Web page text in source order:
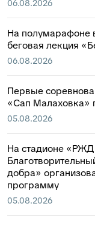
06.08.2026
На полумарафоне
беговая лекция
06.08.2026
Первые
«Сап Малаховка»
05.08.2026
На стадионе
добра»
программу
05.08.2026